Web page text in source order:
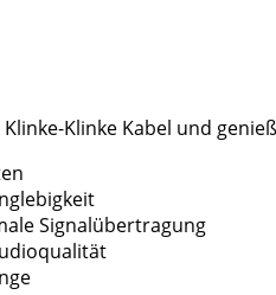
Klinke Kabel und
Signalübertragung